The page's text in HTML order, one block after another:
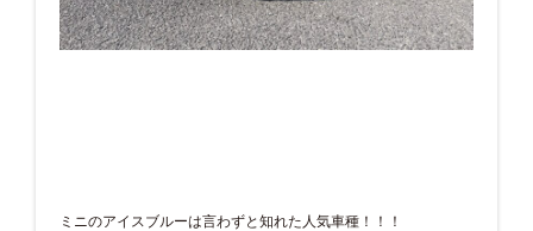
ミニのアイスブルーは言わずと知れた人気車種！！！